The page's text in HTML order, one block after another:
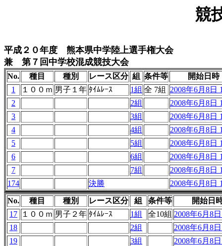
競
平成２０年度 熊本県中学陸上選手権大会
兼 第７回中学校混成競技大会
No. 種目 種別 レース区分 組 条件等
開始日時
1
１００ｍ 男子１年 ﾀｲﾑﾚｰｽ 1組 全 7組
2008年6月8日
2
2組
2008年6月8日
3
3組
2008年6月8日
4
4組
2008年6月8日
5
5組
2008年6月8日
6
6組
2008年6月8日
7
7組
2008年6月8日
174
決勝 2008年6月8日
No. 種目 種別 レース区分 組 条件等
開始日
17
１００ｍ 男子２年 ﾀｲﾑﾚｰｽ 1組 全10組 2008年6月8
18
2組
2008年6月8
19
3組
2008年6月8